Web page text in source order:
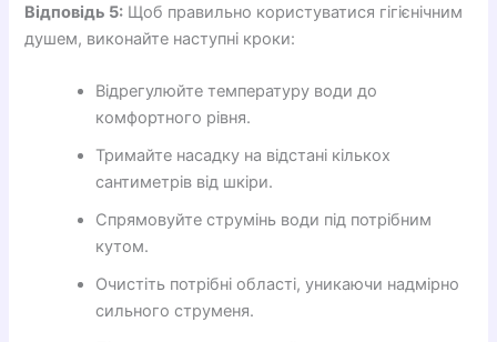
Відповідь 5: Щоб правильно користуватися гігієнічним
душем, виконайте наступні кроки:
Відрегулюйте температуру води до
комфортного рівня.
Тримайте насадку на відстані кількох
сантиметрів від шкіри.
Спрямовуйте струмінь води під потрібним
кутом.
Очистіть потрібні області, уникаючи надмірно
сильного струменя.